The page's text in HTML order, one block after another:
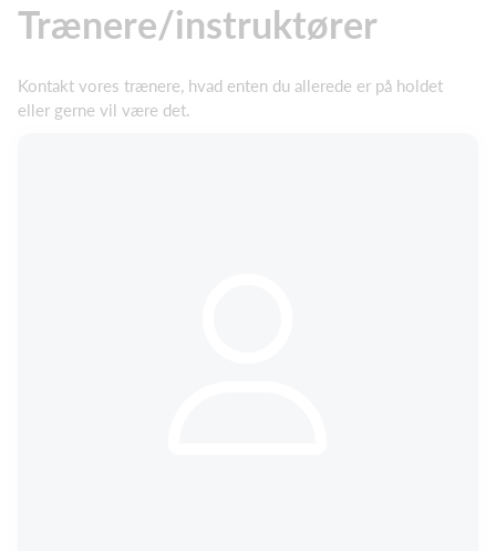
Trænere/instruktører
Kontakt vores trænere, hvad enten du allerede er på holdet
eller gerne vil være det.